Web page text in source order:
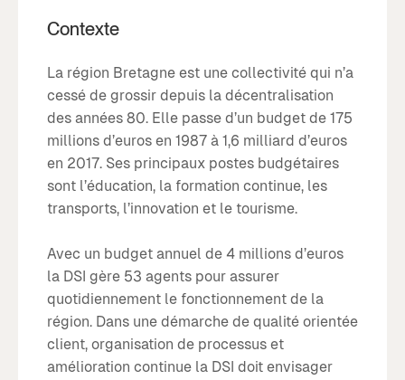
Contexte
La région Bretagne est une collectivité qui n’a
cessé de grossir depuis la décentralisation
des années 80. Elle passe d’un budget de 175
millions d’euros en 1987 à 1,6 milliard d’euros
en 2017. Ses principaux postes budgétaires
sont l’éducation, la formation continue, les
transports, l’innovation et le tourisme.
Avec un budget annuel de 4 millions d’euros
la DSI gère 53 agents pour assurer
quotidiennement le fonctionnement de la
région. Dans une démarche de qualité orientée
client, organisation de processus et
amélioration continue la DSI doit envisager